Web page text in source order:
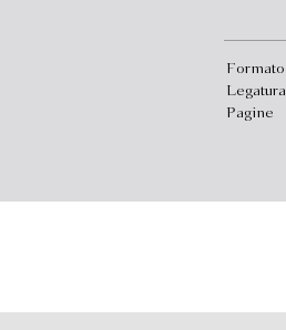
Formato
Legatura
Pagine